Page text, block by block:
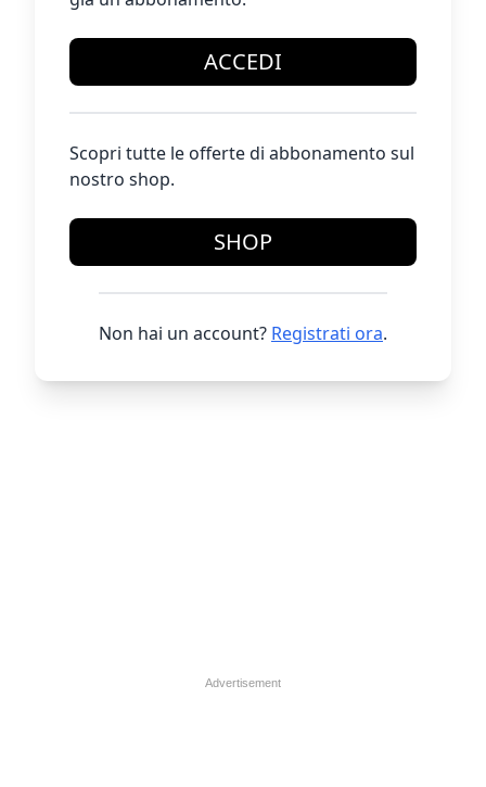
ACCEDI
Scopri tutte le offerte di abbonamento sul
nostro shop.
SHOP
Non hai un account? Registrati ora.